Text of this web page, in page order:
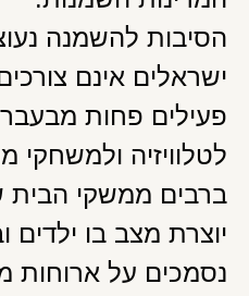
הסיבות להשמנה
ישראלים אינם
פעילים פחות מבעבר
לטלוויזיה
ברבים ממשקי הבית
יוצרת מצב בו ילדים
נסמכים על ארוחות